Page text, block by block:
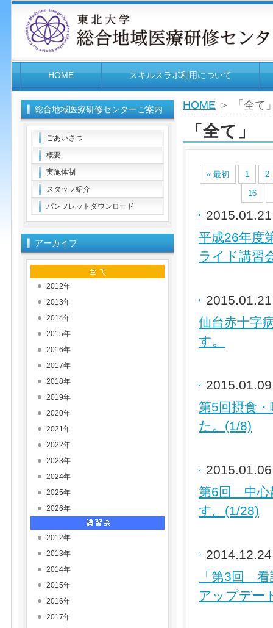
HOME スキルスラボ利用について
HOME ＞ 「全て
「全て」
« 最初 1 2
16
平成26年度
ライド講習
仙台赤十字
す。
第5回摂食
た。(1/8)
第6回 中心
す。(1/28)
「第3回 看
アップデー
総合地域医療研修センターご案内
ごあいさつ
概要
実施体制
スタッフ紹介
パンフレットダウンロード
アーカイブ
2012年
2013年
2014年
2015年
2016年
2017年
2018年
2019年
2020年
2021年
2022年
2023年
2024年
2025年
2026年
2012年
2013年
2014年
2015年
2016年
2017年